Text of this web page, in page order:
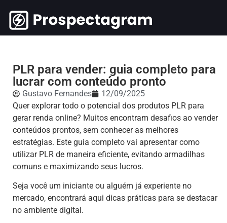
PLR para vender: guia completo para
lucrar com conteúdo pronto
Gustavo Fernandes
12/09/2025
Quer explorar todo o potencial dos produtos PLR para
gerar renda online? Muitos encontram desafios ao vender
conteúdos prontos, sem conhecer as melhores
estratégias. Este guia completo vai apresentar como
utilizar PLR de maneira eficiente, evitando armadilhas
comuns e maximizando seus lucros.
Seja você um iniciante ou alguém já experiente no
mercado, encontrará aqui dicas práticas para se destacar
no ambiente digital.